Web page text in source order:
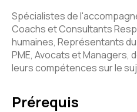
Spécialistes de
Coachs et Consultants
humaines, Représentants
PME, Avocats et Managers,
leurs compétences sur le
Prérequis